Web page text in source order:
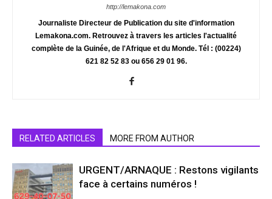
http://lemakona.com
Journaliste Directeur de Publication du site d'information
Lemakona.com. Retrouvez à travers les articles l'actualité
complète de la Guinée, de l'Afrique et du Monde. Tél : (00224)
621 82 52 83 ou 656 29 01 96.
RELATED ARTICLES MORE FROM AUTHOR
URGENT/ARNAQUE : Restons vigilants
face à certains numéros !